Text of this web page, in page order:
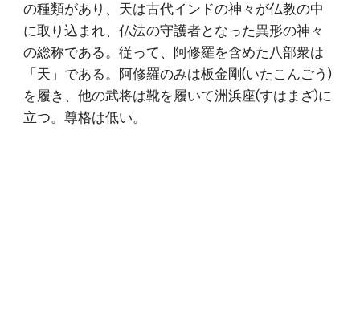
の種類があり、天は古代インドの神々が仏教の中
に取り込まれ、仏法の守護者となった異形の神々
の総称である。従って、阿修羅を含めた八部衆は
「天」である。阿修羅のみは板金剛(いたこんごう)
を履き、他の武将は靴を履いて洲浜座(すはまざ)に
立つ。尊格は低い。